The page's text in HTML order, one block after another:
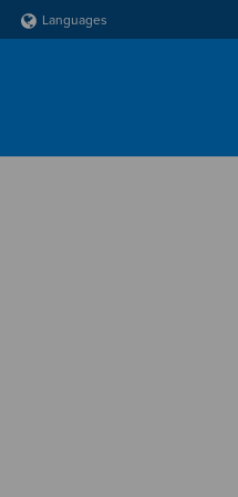
Languages